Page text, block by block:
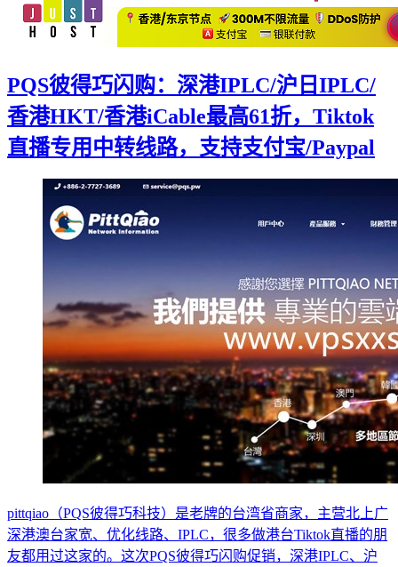
PQS彼得巧闪购：深港IPLC/沪日IPLC/
香港HKT/香港iCable最高61折，Tiktok
直播专用中转线路，支持支付宝/Paypal
pittqiao（PQS彼得巧科技）是老牌的台湾省商家，主营北上广
深港澳台家宽、优化线路、IPLC，很多做港台Tiktok直播的朋
友都用过这家的。这次PQS彼得巧闪购促销，深港IPLC、沪